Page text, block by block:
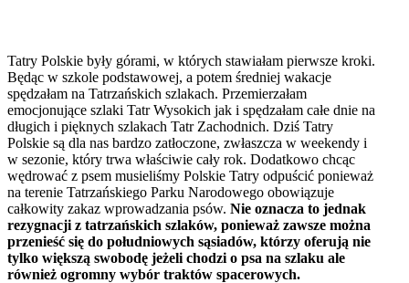
Tatry Polskie były górami, w których stawiałam pierwsze kroki.
Będąc w szkole podstawowej, a potem średniej wakacje
spędzałam na Tatrzańskich szlakach. Przemierzałam
emocjonujące szlaki Tatr Wysokich jak i spędzałam całe dnie na
długich i pięknych szlakach Tatr Zachodnich. Dziś Tatry
Polskie są dla nas bardzo zatłoczone, zwłaszcza w weekendy i
w sezonie, który trwa właściwie cały rok. Dodatkowo chcąc
wędrować z psem musieliśmy Polskie Tatry odpuścić ponieważ
na terenie Tatrzańskiego Parku Narodowego obowiązuje
całkowity zakaz wprowadzania psów. Nie oznacza to jednak
rezygnacji z tatrzańskich szlaków, ponieważ zawsze można
przenieść się do południowych sąsiadów, którzy oferują nie
tylko większą swobodę jeżeli chodzi o psa na szlaku ale
również ogromny wybór traktów spacerowych.